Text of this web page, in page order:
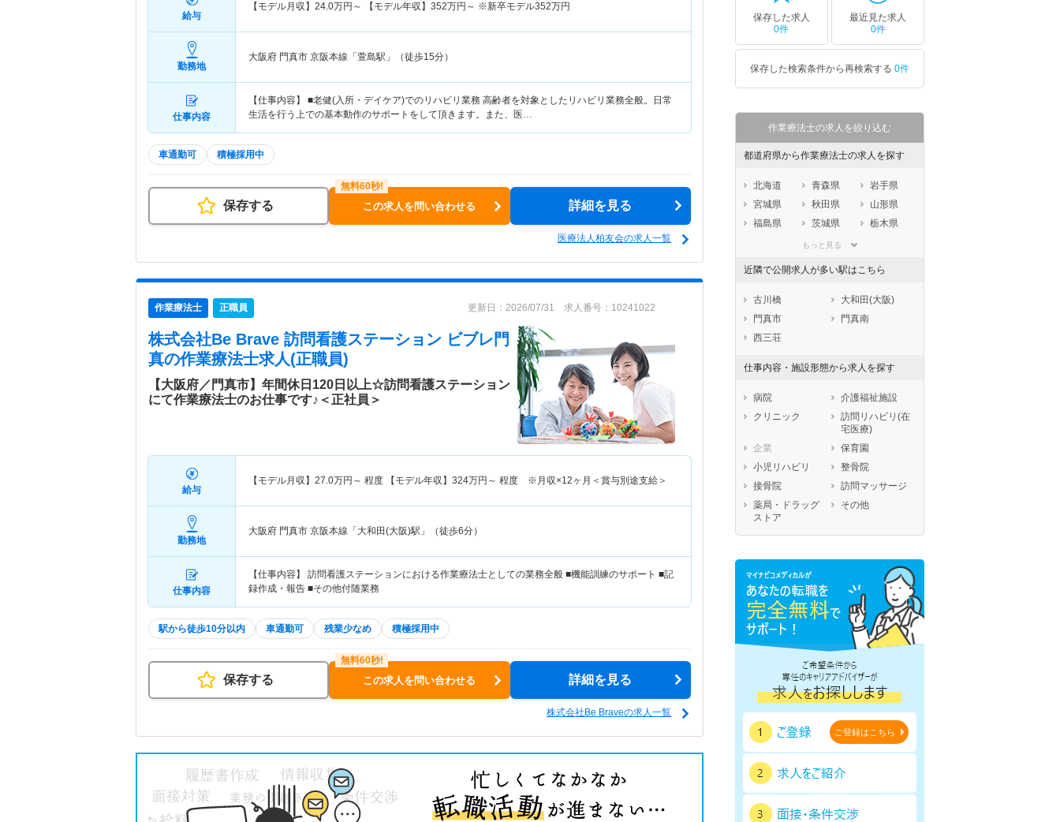
給与
【モデル月収】 24.0万円～ 【モデル年収】 352万円～ ※新卒モデル352万円
勤務地
大阪府 門真市 京阪本線「萱島駅」（徒歩15分）
仕事内容
【仕事内容】 ■老健(入所・デイケア)でのリハビリ業務 高齢者を対象としたリハビリ業務全般。日常
生活を行う上での基本動作のサポートをして頂きます。また、医…
車通勤可 積極採用中
保存する この求人を問い合わせる 詳細を見る
医療法人柏友会の求人一覧
作業療法士 正職員 更新日：2026/07/31 求人番号：10241022
株式会社Be Brave 訪問看護ステーション ビブレ門
真の作業療法士求人(正職員)
【大阪府／門真市】年間休日120日以上☆訪問看護ステーション
にて作業療法士のお仕事です♪＜正社員＞
給与
【モデル月収】 27.0万円～ 程度 【モデル年収】 324万円～ 程度 ※月収×12ヶ月＜賞与別途支給＞
勤務地
大阪府 門真市 京阪本線「大和田(大阪)駅」（徒歩6分）
仕事内容
【仕事内容】 訪問看護ステーションにおける作業療法士としての業務全般 ■機能訓練のサポート ■記
録作成・報告 ■その他付随業務
駅から徒歩10分以内 車通勤可 残業少なめ 積極採用中
保存する この求人を問い合わせる 詳細を見る
株式会社Be Braveの求人一覧
保存した求人
0件
最近見た求人
0件
保存した検索条件から再検索する 0件
作業療法士の求人を絞り込む
都道府県から作業療法士の求人を探す
北海道 青森県
岩手県
宮城県
秋田県
山形県
福島県
茨城県
栃木県
埼玉県
石川県
福井県
岐阜県
静岡県
愛知県
滋賀県
鳥取県
島根県
岡山県
広島県
山口県
徳島県
香川県
愛媛県
高知県
長崎県
熊本県
大分県
鹿児島県
沖縄県
もっと見る
近隣で公開求人が多い駅はこちら
古川橋
大和田(大阪)
門真市
門真南
西三荘
仕事内容・施設形態から求人を探す
病院
介護福祉施設
クリニック
訪問リハビリ(在
宅医療)
企業
保育園
小児リハビリ
整骨院
接骨院
訪問マッサージ
薬局・ドラッグ
ストア
その他
ご登録はこちら